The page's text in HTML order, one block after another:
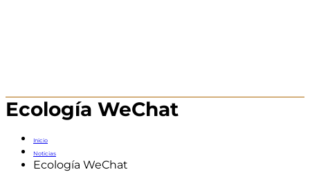
Ecología WeChat
Inicio
Noticias
Ecología WeChat